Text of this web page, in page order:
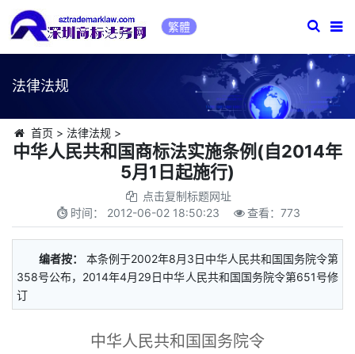
繁體
法律法规
首页 > 法律法规 >
中华人民共和国商标法实施条例(自2014年
5月1日起施行)
点击复制标题网址
时间： 2012-06-02 18:50:23 查看：773
编者按：
本条例于2002年8月3日中华人民共和国国务院令第
358号公布，2014年4月29日中华人民共和国国务院令第651号修
订
中华人民共和国国务院令